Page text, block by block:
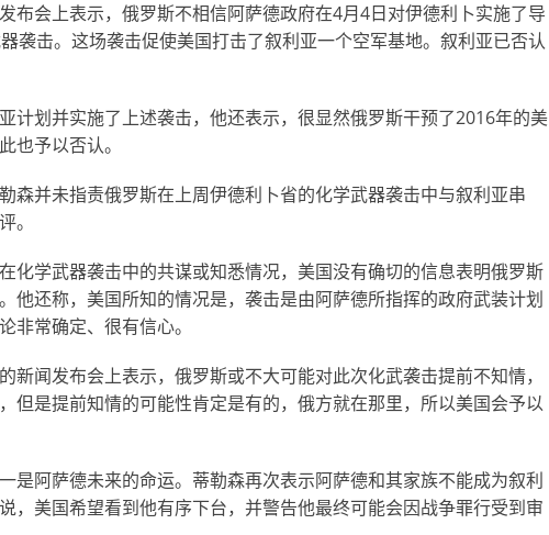
布会上表示，俄罗斯不相信阿萨德政府在4月4日对伊德利卜实施了导
袭击。这场袭击促使美国打击了叙利亚一个空军基地。叙利亚已否认
计划并实施了上述袭击，他还表示，很显然俄罗斯干预了2016年的美
也予以否认。
森并未指责俄罗斯在上周伊德利卜省的化学武器袭击中与叙利亚串
。
化学武器袭击中的共谋或知悉情况，美国没有确切的信息表明俄罗斯
他还称，美国所知的情况是，袭击是由阿萨德所指挥的政府武装计划
非常确定、很有信心。
新闻发布会上表示，俄罗斯或不大可能对此次化武袭击提前不知情，
但是提前知情的可能性肯定是有的，俄方就在那里，所以美国会予以
是阿萨德未来的命运。蒂勒森再次表示阿萨德和其家族不能成为叙利
，美国希望看到他有序下台，并警告他最终可能会因战争罪行受到审